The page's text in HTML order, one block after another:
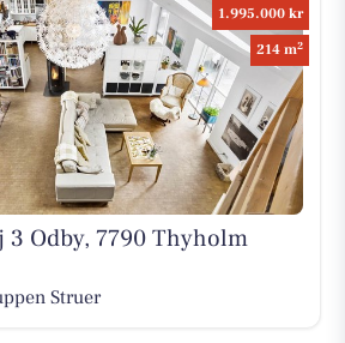
1.995.000 kr
214 m2
3 Odby, 7790 Thyholm
Struer